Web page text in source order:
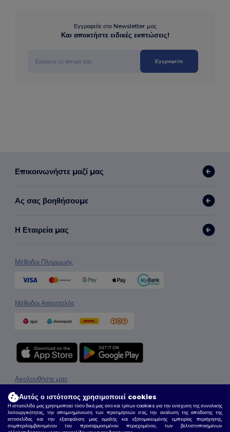
Εγγραφείτε στο Newsletter μας
Και αποκτήστε ειδικές εκπτώσεις!
Εγγραφείτε
Επικοινωνήστε μαζί μας
Ας σας βοηθήσουμε
Η Εταιρεία μας
Μέθοδοι Πληρωμής
Μέθοδοι Αποστολής
2026. Όλα τα Δικαιώματα Διατηρούνται
Όροι & Προϋποθέσεις| Πολιτική Απορρήτου |Πολιτική για τα Cookies|Site Map
Ακολουθήστε μας
Αυτός ο ιστότοπος χρησιμοποιεί cookies
Η ιστοσελίδα μας χρησιμοποιεί τόσο δικά μας όσο και τρίτων cookies για την ενίσχυση της συνολικής
λειτουργικότητας, την απομνημόνευση των προτιμήσεών σας, την ανάλυση της απόδοσης της
ιστοσελίδας και την εξασφάλιση μιας ομαλής και εξατομικευμένης εμπειρίας περιήγησης,
συμπεριλαμβανομένου του προσαρμοσμένου περιεχομένου, των βελτιστοποιημένων